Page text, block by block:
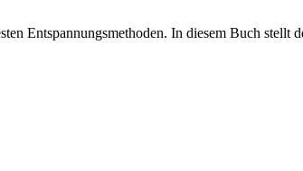
Entspannungsmethoden. In diesem Buch stellt